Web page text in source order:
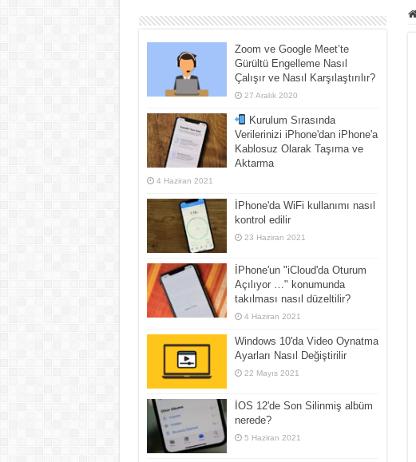
Zoom ve Google Meet’te
Gürültü Engelleme Nasıl
Çalışır ve Nasıl Karşılaştırılır?
27 Aralık 2020
Kurulum Sırasında
Verilerinizi iPhone'dan iPhone'a
Kablosuz Olarak Taşıma ve
Aktarma
4 Haziran 2021
İPhone'da WiFi kullanımı nasıl
kontrol edilir
23 Haziran 2021
İPhone'un "iCloud'da Oturum
Açılıyor …" konumunda
takılması nasıl düzeltilir?
4 Haziran 2021
Windows 10'da Video Oynatma
Ayarları Nasıl Değiştirilir
22 Mayıs 2021
İOS 12'de Son Silinmiş albüm
nerede?
5 Haziran 2021